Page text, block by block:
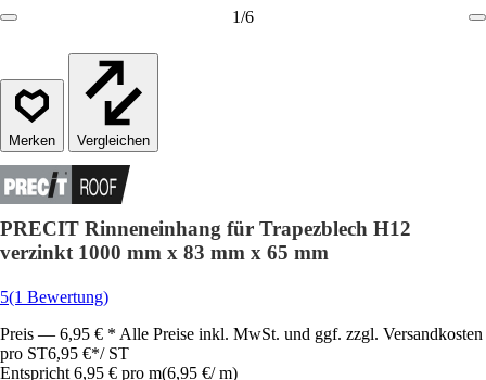
1/6
Vergleichen
PRECIT Rinneneinhang für Trapezblech H12
verzinkt 1000 mm x 83 mm x 65 mm
5(1 Bewertung)
Preis — 6,95 € * Alle Preise inkl. MwSt. und ggf. zzgl. Versandkosten
pro ST6,95 €*/ ST
Entspricht 6,95 € pro m(6,95 €/ m)